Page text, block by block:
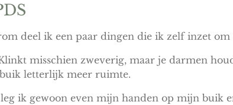
deel ik een paar dingen die ik zelf inzet
misschien zweverig, maar je darmen
letterlijk meer ruimte.
leg ik gewoon even mijn handen op mijn buik